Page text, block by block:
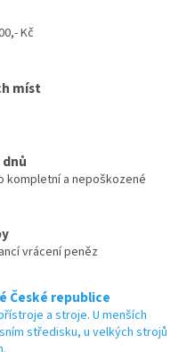
Kč
míst
kompletní a nepoškozené
vrácení peněz
České republice
a stroje. U menších
středisku, u velkých strojů